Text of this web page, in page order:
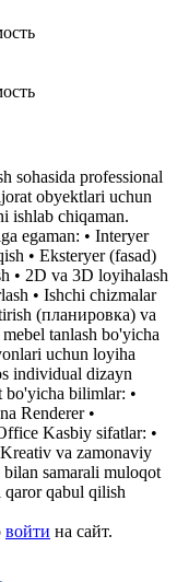
sohasida professional
obyektlari uchun
ishlab chiqaman.
egaman: • Interyer
• Eksteryer (fasad)
• 2D va 3D loyihalash
• Ishchi chizmalar
(планировка) va
tanlash bo'yicha
uchun loyiha
individual dizayn
bilimlar: •
Renderer •
Kasbiy sifatlar: •
va zamonaviy
samarali muloqot
qaror qabul qilish
войти на сайт.